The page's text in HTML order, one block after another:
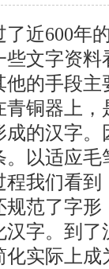
近600年
文字资
的手段
铜器上
的汉字
以适应
我们看
范了字
字。到
实际上